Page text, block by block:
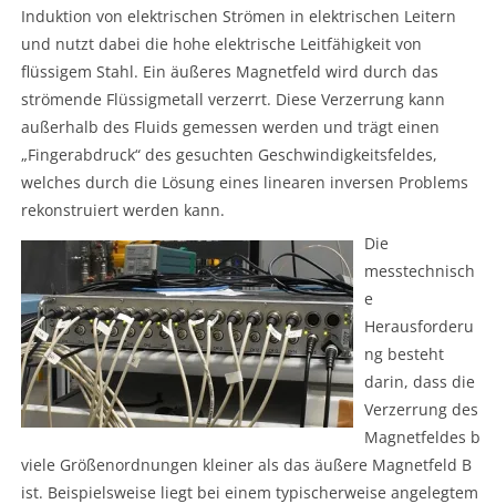
Induktion von elektrischen Strömen in elektrischen Leitern
und nutzt dabei die hohe elektrische Leitfähigkeit von
flüssigem Stahl. Ein äußeres Magnetfeld wird durch das
strömende Flüssigmetall verzerrt. Diese Verzerrung kann
außerhalb des Fluids gemessen werden und trägt einen
„Fingerabdruck“ des gesuchten Geschwindigkeitsfeldes,
welches durch die Lösung eines linearen inversen Problems
rekonstruiert werden kann.
Die
messtechnisch
e
Herausforderu
ng besteht
darin, dass die
Verzerrung des
Magnetfeldes b
viele Größenordnungen kleiner als das äußere Magnetfeld B
ist. Beispielsweise liegt bei einem typischerweise angelegtem